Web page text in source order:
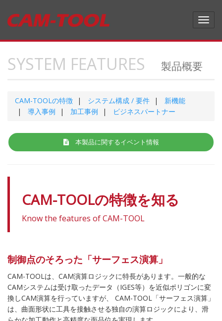
SYSTEM FEATURES 製品概要
CAM-TOOLの特徴 システム構成 / 要件
新機能
導入事例
加工事例 ビジネスパートナー
本製品に関するイベント情報
CAM-TOOLの特徴を知る
Know the features ofCAM-TOOL
制御点のそろった「サーフェス演算」
CAM-TOOLは、CAM演算ロジックに特長があります。一般的な
CAMシステムは受け取ったデータ（IGES等）を近似ポリゴンに変
換しCAM演算を行っていますが、 CAM-TOOL「サーフェス演算」
は、曲面形状に工具を接触させる独自の演算ロジックにより、滑